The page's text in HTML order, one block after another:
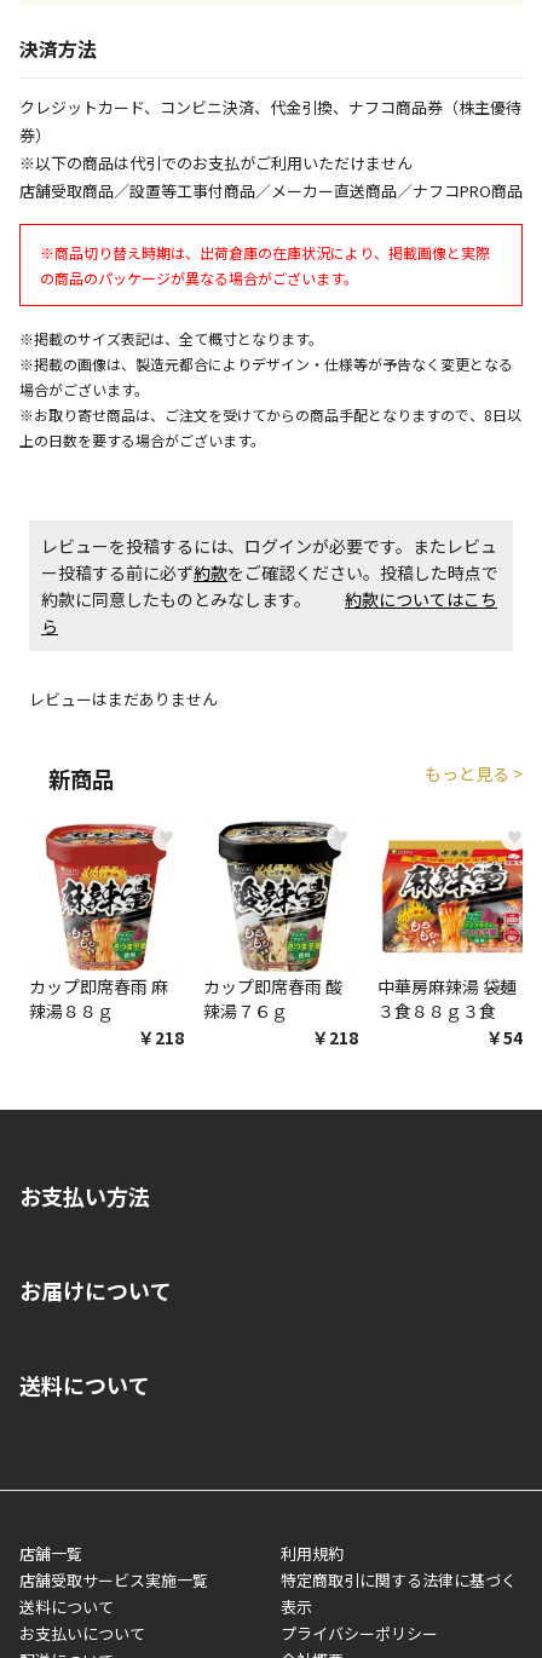
決済方法
クレジットカード、コンビニ決済、代金引換、ナフコ商品券（株主優待
券）
※以下の商品は代引でのお支払がご利用いただけません
店舗受取商品／設置等工事付商品／メーカー直送商品／ナフコPRO商品
※商品切り替え時期は、出荷倉庫の在庫状況により、掲載画像と実際
の商品のパッケージが異なる場合がございます。
※掲載のサイズ表記は、全て概寸となります。
※掲載の画像は、製造元都合によりデザイン・仕様等が予告なく変更となる
場合がございます。
※お取り寄せ商品は、ご注文を受けてからの商品手配となりますので、8日以
上の日数を要する場合がございます。
レビューを投稿するには、ログインが必要です。またレビュ
ー投稿する前に必ず約款をご確認ください。投稿した時点で
約款に同意したものとみなします。 約款についてはこち
ら
レビューはまだありません
新商品 もっと見る >
♥
カップ即席春雨 麻
辣湯８８ｇ
￥218
♥
カップ即席春雨 酸
辣湯７６ｇ
￥218
♥
中華房麻辣湯 袋麺
３食８８ｇ３食
￥548
お支払い方法
いいただくことはできません。ご了承ください。
■代金引換(代引)※手数料がかかります
■商品によっては一部決済方法が使用できない場合がございま
す。
お届けについて
ご注文が確認出来次第、1～4営業日に発送いたします。「お取り
業日にてお引渡しとなります。(離島などの場合、例外もあります)
メーカー直送品など一部商品については、その他商品との購入に
制限がかかる場合がございます。また発送日についても、通常と
異なる場合がございます。対象商品の説明ページをご確認くださ
い。
送料について
店舗一覧
店舗受取サービス実施一覧
送料について
お支払いについて
利用規約
特定商取引に関する法律に基づく
表示
プライバシーポリシー